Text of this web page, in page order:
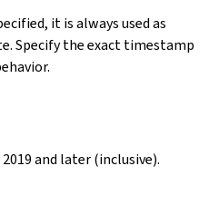
it is always used as
Specify the exact timestamp
and later (inclusive).